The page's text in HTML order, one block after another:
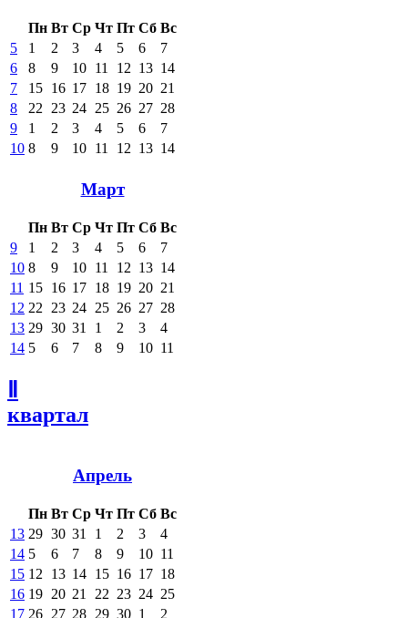
Пн Вт Ср Чт Пт Сб Вс
5
1 2 3 4 5 6
7
6
8 9 10 11 12 13 14
7
15 16 17 18 19 20 21
8
22 23 24 25 26 27 28
9
1 2 3 4 5 6
7
10 8 9 10 11 12 13 14
Март
Пн Вт Ср Чт Пт Сб Вс
9
1 2 3 4 5 6
7
10 8 9 10 11 12 13 14
11 15 16 17 18 19 20 21
12 22 23 24 25 26 27 28
13 29 30 31 1 2 3
4
14 5 6 7 8 9 10 11
квартал
Апрель
Пн Вт Ср Чт Пт Сб Вс
13 29 30 31 1 2 3
4
14 5 6 7 8 9 10 11
15 12 13 14 15 16 17 18
16 19 20 21 22 23 24 25
17 26 27 28 29 30 1 2